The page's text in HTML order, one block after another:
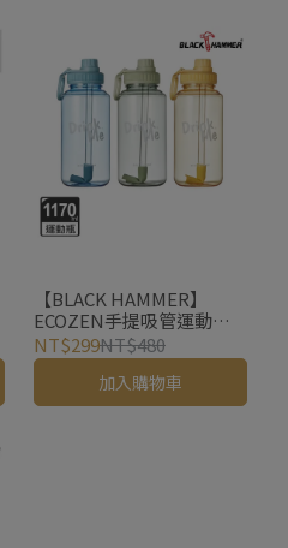
【BLACK HAMMER】
ECOZEN手提吸管運動瓶
1170ml(附吸管)
NT$299NT$480
加入購物車